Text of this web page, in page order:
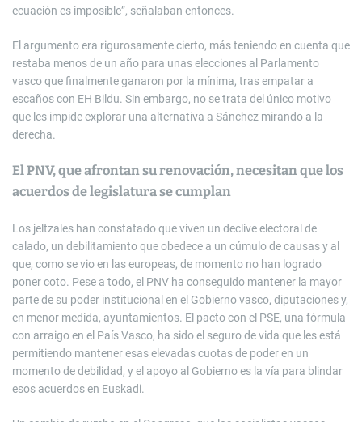
ecuación es imposible”, señalaban entonces.
El argumento era rigurosamente cierto, más teniendo en cuenta que
restaba menos de un año para unas elecciones al Parlamento
vasco que finalmente ganaron por la mínima, tras empatar a
escaños con EH Bildu. Sin embargo, no se trata del único motivo
que les impide explorar una alternativa a Sánchez mirando a la
derecha.
El PNV, que afrontan su renovación, necesitan que los
acuerdos de legislatura se cumplan
Los jeltzales han constatado que viven un declive electoral de
calado, un debilitamiento que obedece a un cúmulo de causas y al
que, como se vio en las europeas, de momento no han logrado
poner coto. Pese a todo, el PNV ha conseguido mantener la mayor
parte de su poder institucional en el Gobierno vasco, diputaciones y,
en menor medida, ayuntamientos. El pacto con el PSE, una fórmula
con arraigo en el País Vasco, ha sido el seguro de vida que les está
permitiendo mantener esas elevadas cuotas de poder en un
momento de debilidad, y el apoyo al Gobierno es la vía para blindar
esos acuerdos en Euskadi.